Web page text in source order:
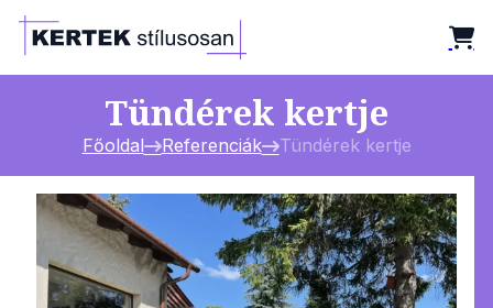
Tündérek kertje
Főoldal Referenciák Tündérek kertje